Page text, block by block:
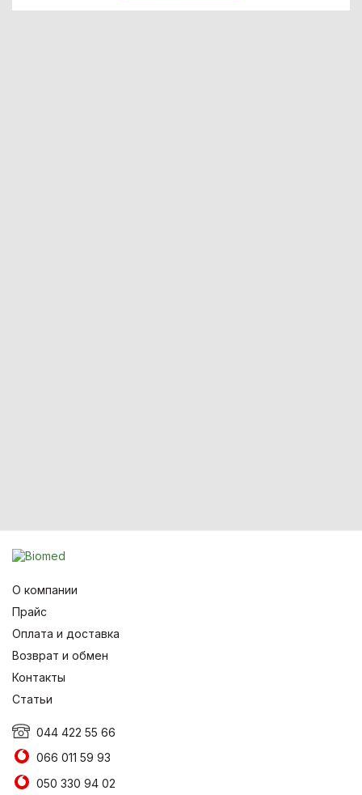
О компании
Прайс
Оплата и доставка
Возврат и обмен
Контакты
Статьи
044 422 55 66
066 011 59 93
050 330 94 02